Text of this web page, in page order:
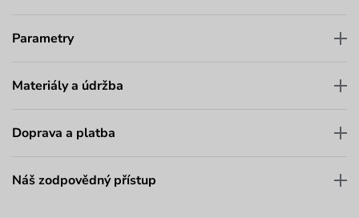
Parametry
Materiály a údržba
Doprava a platba
Náš zodpovědný přístup